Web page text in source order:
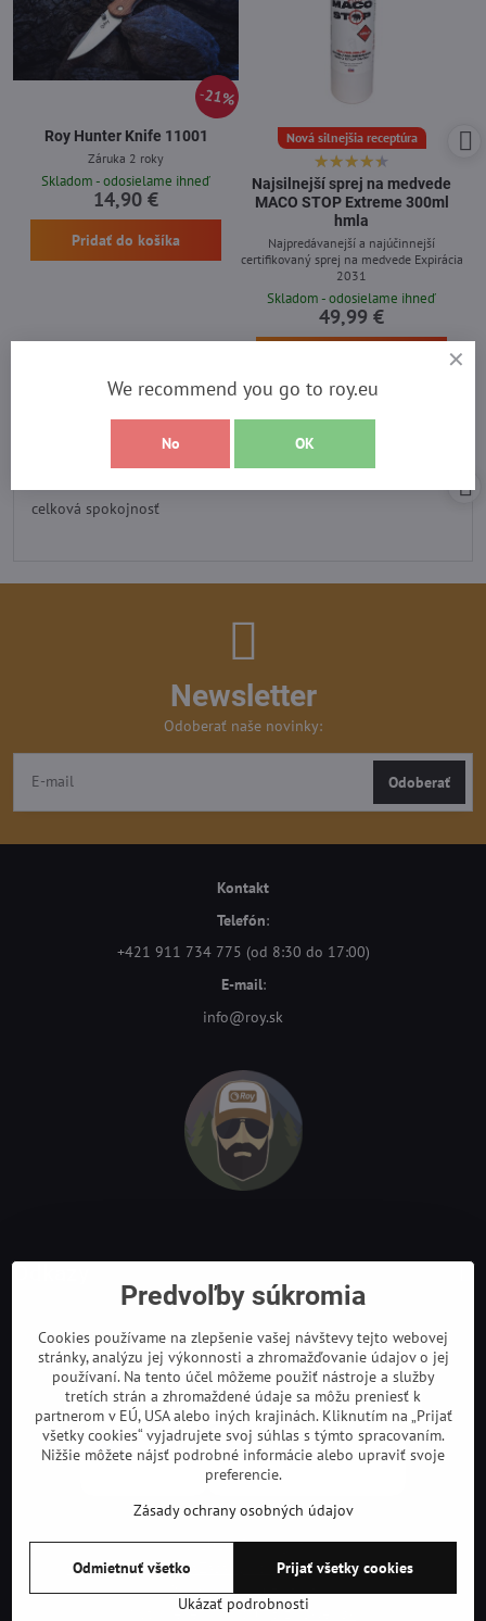
21%
Roy Hunter Knife 11001
Záruka 2 roky
Skladom - odosielame ihneď
14,90 €
Pridať do košíka
Nová silnejšia receptúra
Najsilnejší sprej na medvede
MACO STOP Extreme 300ml
hmla
Najpredávanejší a najúčinnejší
certifikovaný sprej na medvede Expirácia
2031
Skladom - odosielame ihneď
49,99 €
Recenzia heureka
Hodnotenie:
celková spokojnosť
Newsletter
Odoberať naše novinky:
Odoberať
Kontakt
Telefón:
+421 911 734 775 (od 8:30 do 17:00)
E-mail:
info@roy.sk
©2026Copyright
Predvoľby súkromia
Zásady ochrany osobných údajov
Podmienky používania
Vytvorené pomocou:BiznisWeb.sk
Predvoľby súkromia
Cookies používame na zlepšenie vašej návštevy tejto webovej
stránky, analýzu jej výkonnosti a zhromažďovanie údajov o jej
používaní. Na tento účel môžeme použiť nástroje a služby
tretích strán a zhromaždené údaje sa môžu preniesť k
partnerom v EÚ, USA alebo iných krajinách. Kliknutím na „Prijať
všetky cookies“ vyjadrujete svoj súhlas s týmto spracovaním.
Nižšie môžete nájsť podrobné informácie alebo upraviť svoje
preferencie.
Zásady ochrany osobných údajov
Ukázať podrobnosti
Prijať všetky cookies
Odmietnuť všetko
We recommend you go to roy.eu
No OK